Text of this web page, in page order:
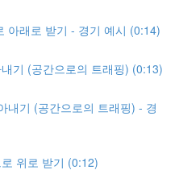
아래로 받기 - 경기 예시 (0:14)
기 (공간으로의 트래핑) (0:13)
내기 (공간으로의 트래핑) - 경
위로 받기 (0:12)